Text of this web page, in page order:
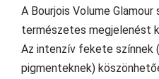
A Bourjois Volume Glamour
természetes megjelenést
Az intenzív fekete színnek
pigmenteknek)